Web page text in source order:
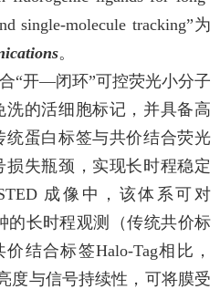
single-molecule tracking”为
。
“开—闭环”可控荧光小分子
的活细胞标记，并具备高
蛋白标签与共价结合荧光
损失瓶颈，实现长时程稳定
成像中，该体系可对
的长时程观测（传统共价标
价结合标签Halo-Tag相比，
度与信号持续性，可将膜受